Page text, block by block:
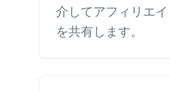
介してアフィリエ
を共有します。